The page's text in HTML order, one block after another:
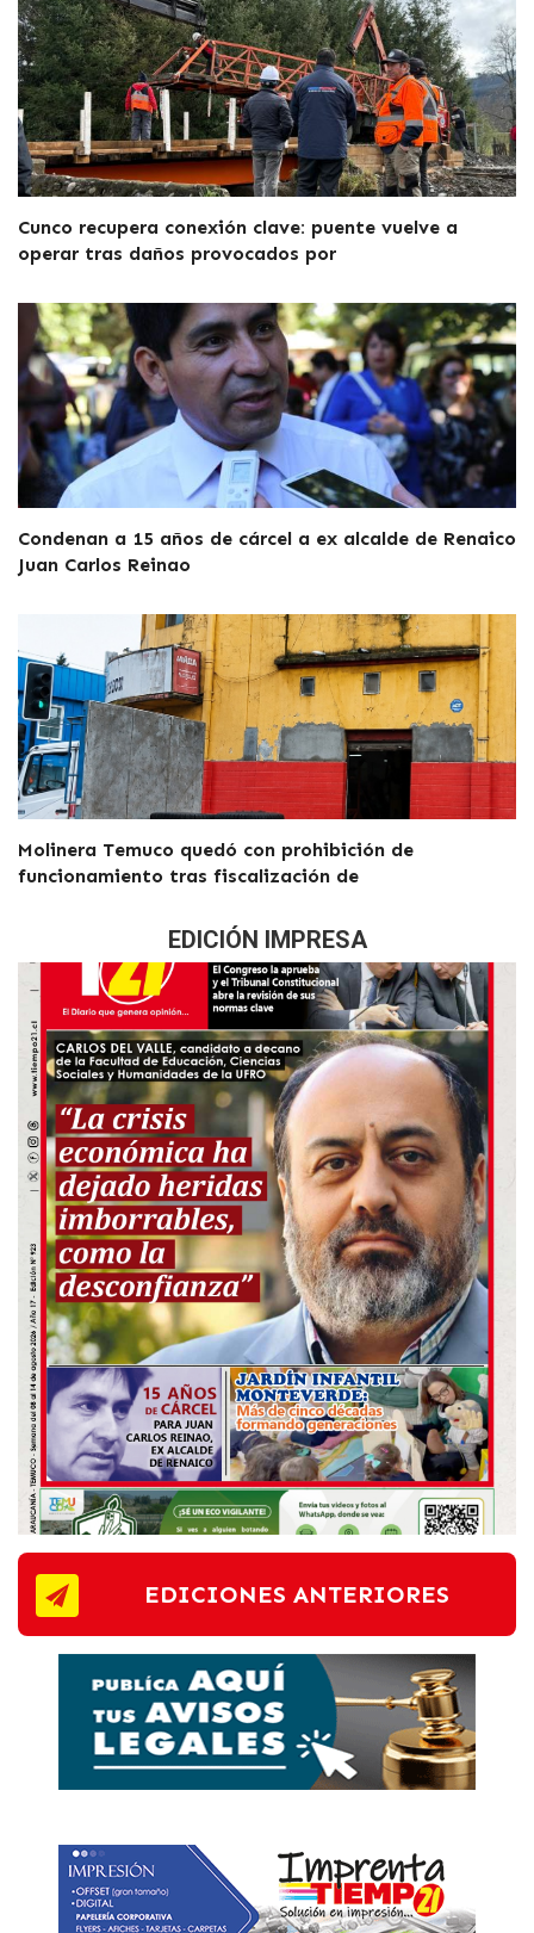
Cunco recupera conexión clave: puente vuelve a
operar tras daños provocados por
Condenan a 15 años de cárcel a ex alcalde de Renaico
Juan Carlos Reinao
Molinera Temuco quedó con prohibición de
funcionamiento tras fiscalización de
EDICIÓN IMPRESA
EDICIONES ANTERIORES